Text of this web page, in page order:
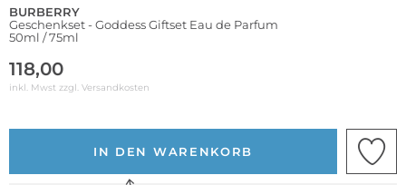
BURBERRY
Geschenkset - Goddess Giftset Eau de Parfum
50ml / 75ml
118,00
inkl. Mwst zzgl. Versandkosten
IN DEN WARENKORB